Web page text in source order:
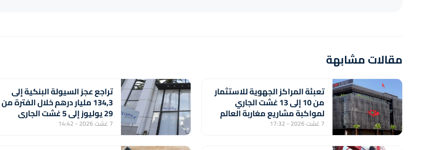
مقالات مشابهة
تعبئة المراكز الجهوية للاستثمار
من 10 إلى 13 غشت الجاري
لمواكبة مشاريع مغاربة العالم
7 غشت 2026 - 17:32
تراجع عجز السيولة البنكية إلى
134,3 مليار درهم خلال الفترة من
29 يوليوز إلى 5 غشت الجاري
(مركز أبحاث)
7 غشت 2026 - 14:42